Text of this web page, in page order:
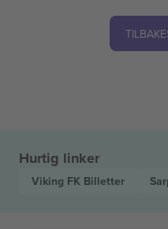
Hurtig linker
Viking FK Billetter